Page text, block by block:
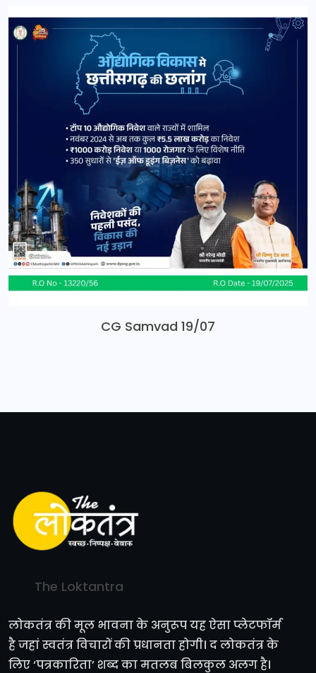
CG Samvad 19/07
The Loktantra
लोकतंत्र की मूल भावना के अनुरूप यह ऐसा प्लेटफॉर्म
है जहां स्वतंत्र विचारों की प्रधानता होगी। द लोकतंत्र के
लिए ‘पत्रकारिता’ शब्द का मतलब बिलकुल अलग है।